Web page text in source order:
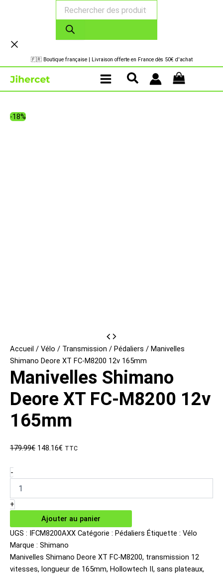
produits
🇫🇷 Boutique française | Livraison offerte en France dès 50€ d'achat
-18%
Accueil / Vélo / Transmission / Pédaliers / Manivelles
Shimano Deore XT FC-M8200 12v 165mm
Manivelles Shimano
Deore XT FC-M8200 12v
165mm
179.99€ Le
148.16€LeTTC
-
de
Manivelles
Shimano
Deore
FC-
M8200
165mm
+
Ajouter au panier
UGS :
IFCM8200AXX Catégorie : Pédaliers Étiquette : Vélo
Marque : Shimano
Manivelles Shimano Deore XT FC-M8200, transmission 12
vitesses, longueur de 165mm, Hollowtech II, sans plateaux,